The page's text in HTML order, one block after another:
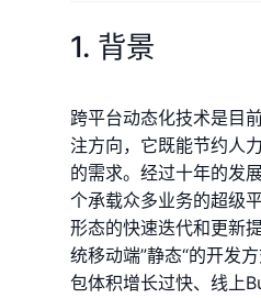
1. 背景
跨平台动态化技术是目
注方向，它既能节约人
的需求。经过十年的发
个承载众多业务的超级
形态的快速迭代和更新
统移动端”静态“的开发
包体积增长过快、线上